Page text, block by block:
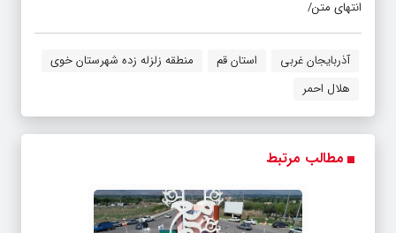
انتهای متن/
آذربایجان غربی استان قم
منطقه زلزله زده شهرستان خوی
هلال احمر
مطالب مرتبط